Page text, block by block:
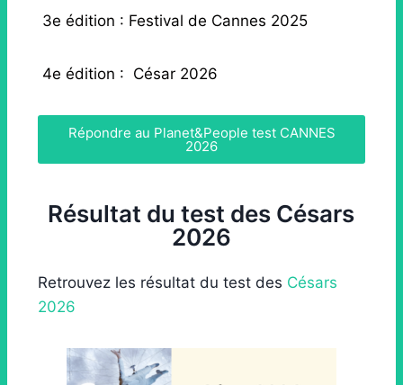
3e édition : Festival de Cannes 2025
4e édition : César 2026
Répondre au Planet&People test CANNES
2026
Résultat du test des Césars
2026
Retrouvez les résultat du test des Césars
2026